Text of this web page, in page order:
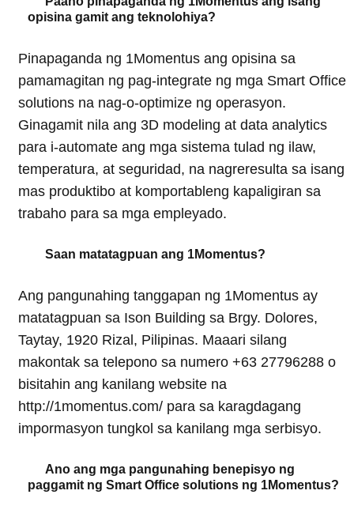
opisina gamit ang teknolohiya?
Pinapaganda ng 1Momentus ang opisina sa
pamamagitan ng pag-integrate ng mga Smart Office
solutions na nag-o-optimize ng operasyon.
Ginagamit nila ang 3D modeling at data analytics
para i-automate ang mga sistema tulad ng ilaw,
temperatura, at seguridad, na nagreresulta sa isang
mas produktibo at komportableng kapaligiran sa
trabaho para sa mga empleyado.
Saan matatagpuan ang 1Momentus?
Ang pangunahing tanggapan ng 1Momentus ay
matatagpuan sa Ison Building sa Brgy. Dolores,
Taytay, 1920 Rizal, Pilipinas. Maaari silang
makontak sa telepono sa numero +63 27796288 o
bisitahin ang kanilang website na
http://1momentus.com/ para sa karagdagang
impormasyon tungkol sa kanilang mga serbisyo.
Ano ang mga pangunahing benepisyo ng
paggamit ng Smart Office solutions ng 1Momentus?